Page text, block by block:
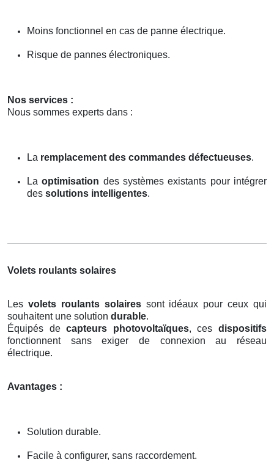
Moins fonctionnel en cas de panne électrique.
Risque de pannes électroniques.
Nos services :
Nous sommes experts dans :
La remplacement des commandes défectueuses.
Laoptimisation des systèmes existants pour intégrer
des solutions intelligentes.
Volets roulants solaires
Les volets roulants solairessont idéaux pour ceux qui
souhaitent une solution durable.
Équipés decapteurs photovoltaïques, cesdispositifs
fonctionnent sans exiger de connexion au réseau
électrique.
Avantages :
Solution durable.
Facile à configurer, sans raccordement.